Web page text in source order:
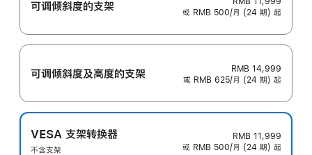
可调倾斜度的支架
或 RMB 500/月 (24 期) 起
可调倾斜度及高‍度的支‍架
RMB 14,999
或 RMB 625/月 (24 期) 起
VESA 支架转换器
不含支架
RMB 11,999
或 RMB 500/月 (24 期) 起